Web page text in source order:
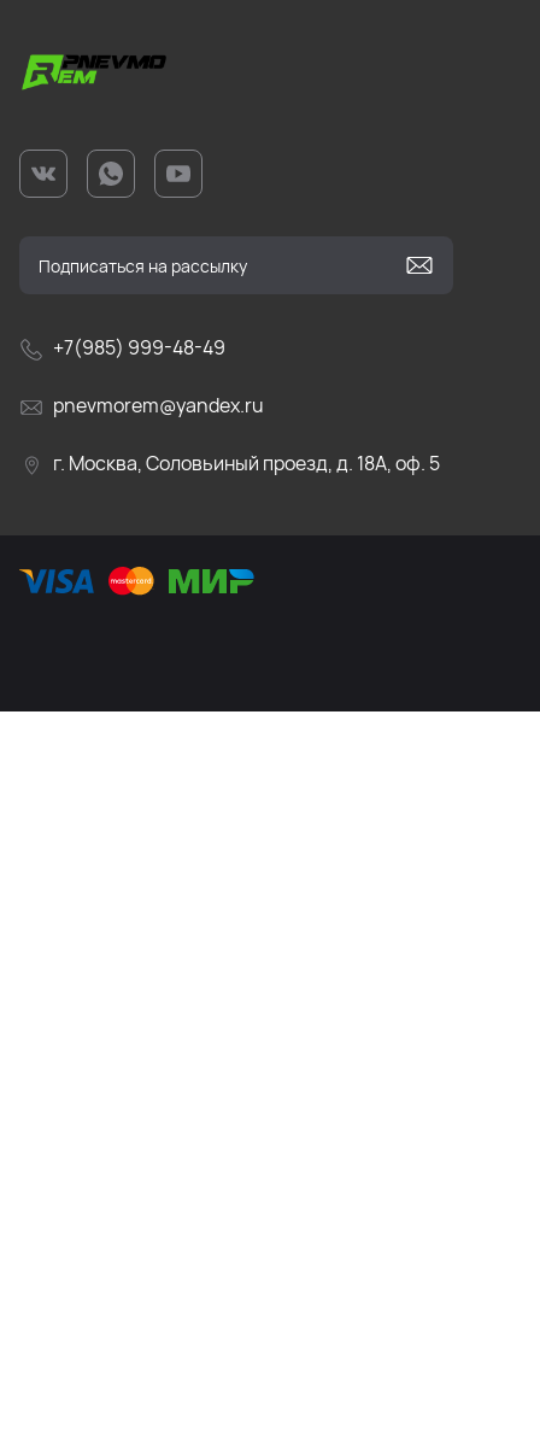
+7(985) 999-48-49
pnevmorem@yandex.ru
г. Москва, Соловьиный проезд, д. 18А, оф. 5